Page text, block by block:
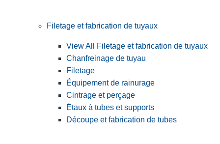
Filetage et fabrication de tuyaux
View All Filetage et fabrication de tuyaux
Chanfreinage de tuyau
Filetage
Équipement de rainurage
Cintrage et perçage
Étaux à tubes et supports
Découpe et fabrication de tubes